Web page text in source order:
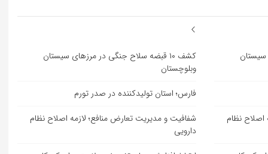
سیستان
نظام
کشف ۱۰ قبضه سلاح جنگی در مرزهای سیستان
وبلوچستان
فارس؛ استان تولیدکننده در صدر تورم
شفافیت و مدیریت تعارض منافع؛ لازمه اصلاح نظام
دارویی